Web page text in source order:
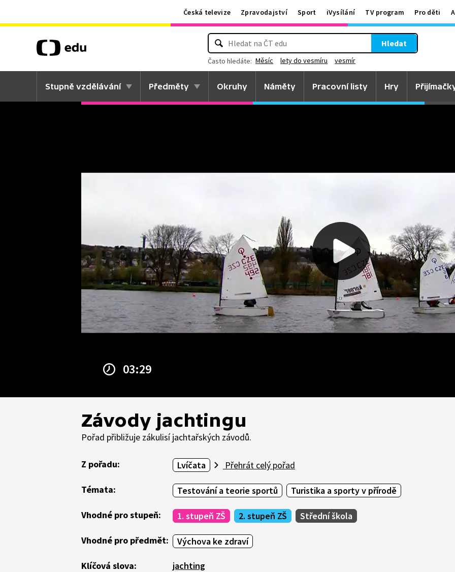
Česká televize Zpravodajství Sport iVysílání TV program Pro děti
Hledat
Často hledáte: Měsíc lety do vesmíru vesmír
Stupně vzdělávání Předměty Okruhy Náměty Pracovní listy Hry
03:29
Závody jachtingu
Pořad přibližuje zákulisí jachtařských závodů.
Z pořadu: Lvíčata Přehrát celý pořad
Témata: Testování a teorie sportů Turistika a sporty v přírodě
Vhodné pro stupeň: 1. stupeň ZŠ 2. stupeň ZŠ Střední škola
Vhodné pro předmět: Výchova ke zdraví
Klíčová slova: jachting